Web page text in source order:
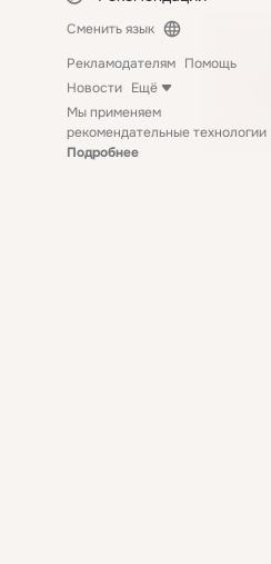
Сменить язык
Рекламодателям Помощь
Новости Ещё
Мы применяем
рекомендательные технологии
Подробнее